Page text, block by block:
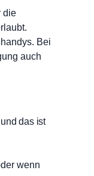
die
Bei
auch
das ist
wenn